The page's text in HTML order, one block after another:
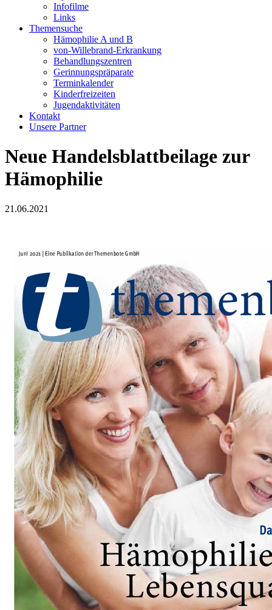
Infofilme
Links
Themensuche
Hämophilie A und B
von-Willebrand-Erkrankung
Behandlungszentren
Gerinnungspräparate
Terminkalender
Kinderfreizeiten
Jugendaktivitäten
Kontakt
Unsere Partner
Neue Handelsblattbeilage zur
Hämophilie
21.06.2021